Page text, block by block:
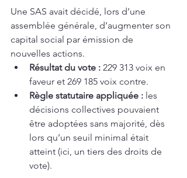
Une SAS avait décidé, lors d’une
assemblée générale, d’augmenter son
capital social par émission de
nouvelles actions.
Résultat du vote : 229 313 voix en
faveur et 269 185 voix contre.
Règle statutaire appliquée : les
décisions collectives pouvaient
être adoptées sans majorité, dès
lors qu’un seuil minimal était
atteint (ici, un tiers des droits de
vote).